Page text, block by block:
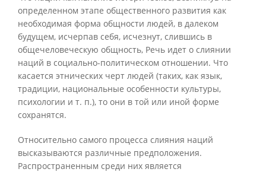
определенном этапе общественного развития как
необходимая форма общности людей, в далеком
будущем, исчерпав себя, исчезнут, слившись в
общечеловеческую общность, Речь идет о слиянии
наций в социально-политическом отношении. Что
касается этнических черт людей (таких, как язык,
традиции, национальные особенности культуры,
психологии и т. п.), то они в той или иной форме
сохранятся.
Относительно самого процесса слияния наций
высказываются различные предположения.
Распространенным среди них является